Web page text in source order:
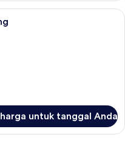
Keluarga, kamar terhubung |
untuk tanggal Anda